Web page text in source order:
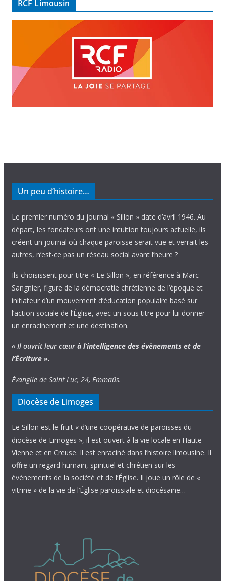
RCF Limousin
Un peu d’histoire…
Le premier numéro du journal « Sillon » date d’avril 1946. Au
départ, les fondateurs ont une intuition toujours actuelle, ils
créent un journal où chaque paroisse serait vue et verrait les
autres, n’est-ce pas un réseau social avant l’heure ?
Ils choisissent pour titre « Le Sillon », en référence à Marc
Sangnier, figure de la démocratie chrétienne de l’époque et
initiateur d’un mouvement d’éducation populaire basé sur
l’action sociale de l’Église, avec un sous titre pour lui donner
un enracinement et une destination.
« Il ouvrit leur cœur à l’intelligence des évènements et de
l’Écriture ».
Évangile de Saint Luc, 24, Emmaüs.
Diocèse de Limoges
Le Sillon est le fruit « d’une coopérative de paroisses du
diocèse de Limoges », il est ouvert à la vie locale en Haute-
Vienne et en Creuse. Il est enraciné dans l’histoire limousine. Il
offre un regard humain, spirituel et chrétien sur les
évènements de la société et de l’Église. Il joue un rôle de «
vitrine » de la vie de l’Église paroissiale et diocésaine…